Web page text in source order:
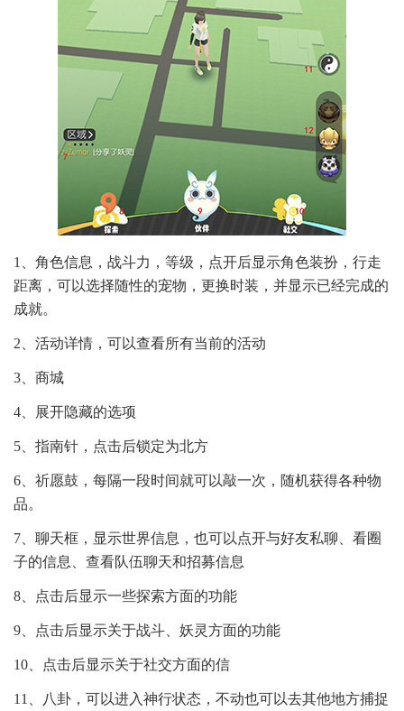
1、角色信息，战斗力，等级，点开后显示角色装扮，行走
距离，可以选择随性的宠物，更换时装，并显示已经完成的
成就。
2、活动详情，可以查看所有当前的活动
3、商城
4、展开隐藏的选项
5、指南针，点击后锁定为北方
6、祈愿鼓，每隔一段时间就可以敲一次，随机获得各种物
品。
7、聊天框，显示世界信息，也可以点开与好友私聊、看圈
子的信息、查看队伍聊天和招募信息
8、点击后显示一些探索方面的功能
9、点击后显示关于战斗、妖灵方面的功能
10、点击后显示关于社交方面的信
11、八卦，可以进入神行状态，不动也可以去其他地方捕捉